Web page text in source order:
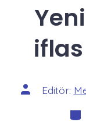
Yazının
yazarı
Editör: